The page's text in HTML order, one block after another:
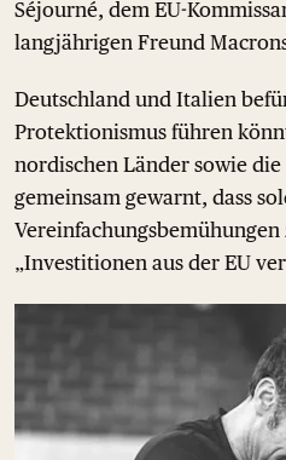
Séjourné, dem EU-
langjährigen Freund
Deutschland und Italien
Protektionismus führen
nordischen Länder sowie
gemeinsam gewarnt, dass
„Investitionen aus der EU